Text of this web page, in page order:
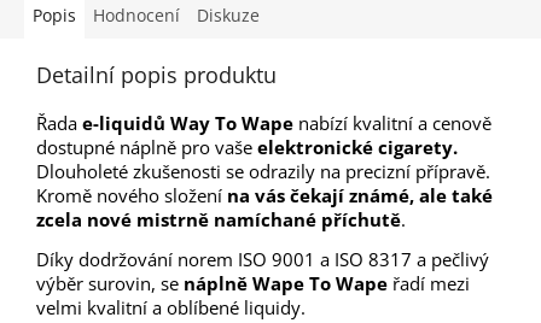
Popis Hodnocení Diskuze
Detailní popis produktu
Řada e-liquidů Way To Wape nabízí kvalitní a cenově
dostupné náplně pro vaše elektronické cigarety.
Dlouholeté zkušenosti se odrazily na precizní přípravě.
Kromě nového složení na vás čekají známé, ale také
zcela nové mistrně namíchané příchutě.
Díky dodržování norem ISO 9001 a ISO 8317 a pečlivý
výběr surovin, se náplně Wape To Wape řadí mezi
velmi kvalitní a oblíbené liquidy.